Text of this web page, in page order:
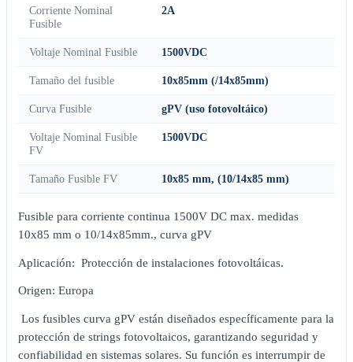
Corriente Nominal
Fusible
2A
Voltaje Nominal Fusible 1500VDC
Tamaño del fusible 10x85mm (/14x85mm)
Curva Fusible gPV (uso fotovoltáico)
Voltaje Nominal Fusible
FV
1500VDC
Tamaño Fusible FV 10x85 mm, (10/14x85 mm)
Fusible para corriente continua 1500V DC max. medidas
10x85 mm o 10/14x85mm., curva gPV
Aplicación: Protección de instalaciones fotovoltáicas.
Origen: Europa
Los fusibles curva gPV están diseñados específicamente para la
protección de strings fotovoltaicos, garantizando seguridad y
confiabilidad en sistemas solares. Su función es interrumpir de